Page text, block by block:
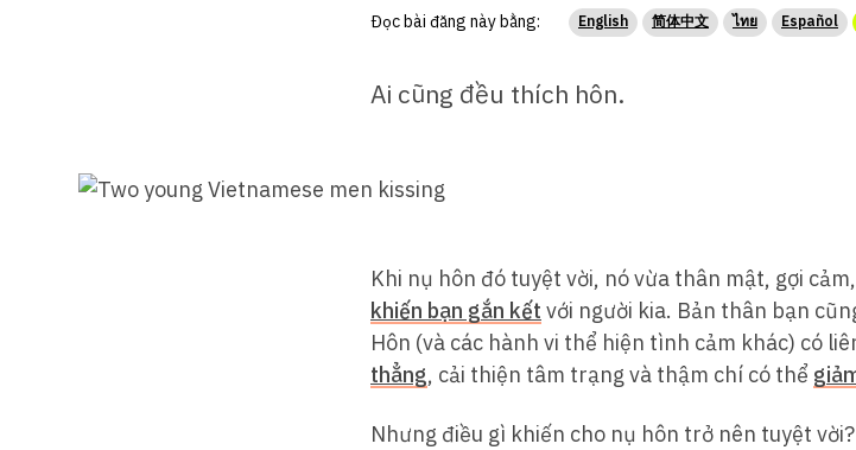
Đọc bài đăng này bằng: English 简体中文 ไทย Español
Ai cũng đều thích hôn.
Khi nụ hôn đó tuyệt vời, nó vừa thân mật, gợi
khiến bạn gắn kết với người kia. Bản thân bạn
Hôn (và các hành vi thể hiện tình cảm khác) có
thẳng, cải thiện tâm trạng và thậm chí có thể
Nhưng điều gì khiến cho nụ hôn trở nên tuyệt